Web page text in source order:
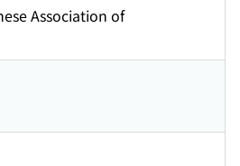
Association of